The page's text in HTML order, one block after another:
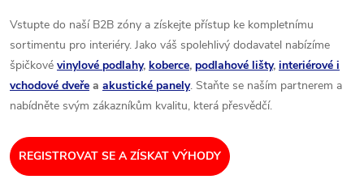
Vstupte do naší B2B zóny a získejte přístup ke kompletnímu
sortimentu pro interiéry. Jako váš spolehlivý dodavatel nabízíme
špičkové vinylové podlahy, koberce, podlahové lišty, interiérové i
vchodové dveře a akustické panely. Staňte se naším partnerem a
nabídněte svým zákazníkům kvalitu, která přesvědčí.
REGISTROVAT SE A ZÍSKAT VÝHODY